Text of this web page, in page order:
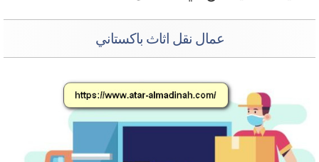
عمال نقل اثاث باكستاني